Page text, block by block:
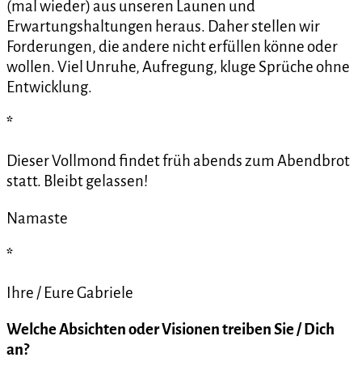
(mal wieder) aus unseren Launen und
Erwartungshaltungen heraus. Daher stellen wir
Forderungen, die andere nicht erfüllen könne oder
wollen. Viel Unruhe, Aufregung, kluge Sprüche ohne
Entwicklung.
*
Dieser Vollmond findet früh abends zum Abendbrot
statt. Bleibt gelassen!
Namaste
*
Ihre / Eure Gabriele
WelcheAbsichten oder Visionen treiben Sie / Dich
an?